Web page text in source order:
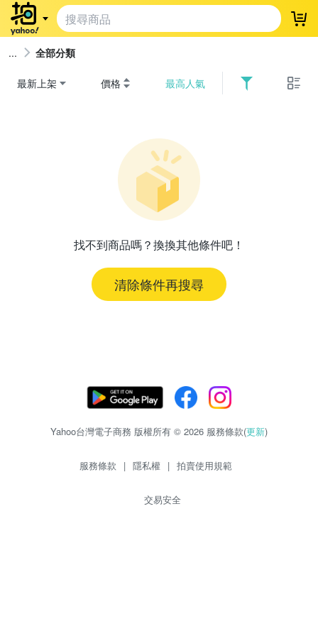
登
全部分類
最新上架 價格 最高人氣
找不到商品嗎？換換其他條件吧！
清除條件再搜尋
Yahoo台灣電子商務 版權所有 © 2026 服務條款(更新)
服務條款 | 隱私權 | 拍賣使用規範
交易安全